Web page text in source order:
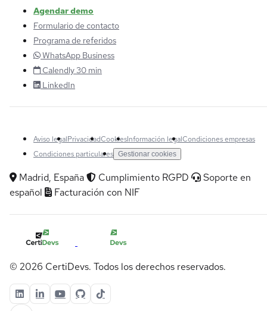
Agendar demo
Formulario de contacto
Programa de referidos
WhatsApp Business
Calendly 30 min
LinkedIn
Aviso legalPrivacidadCookiesInformación legalCondiciones empresas
Condiciones particulares Gestionar cookies
Madrid, España Cumplimiento RGPD
Soporte en
español
Facturación con NIF
© 2026 CertiDevs. Todos los derechos reservados.